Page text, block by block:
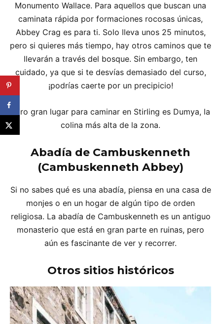
Monumento Wallace. Para aquellos que buscan una
caminata rápida por formaciones rocosas únicas,
Abbey Crag es para ti. Solo lleva unos 25 minutos,
pero si quieres más tiempo, hay otros caminos que te
llevarán a través del bosque. Sin embargo, ten
cuidado, ya que si te desvías demasiado del curso,
¡podrías caerte por un precipicio!
Otro gran lugar para caminar en Stirling es Dumya, la
colina más alta de la zona.
Abadía de Cambuskenneth
(Cambuskenneth Abbey)
Si no sabes qué es una abadía, piensa en una casa de
monjes o en un hogar de algún tipo de orden
religiosa. La abadía de Cambuskenneth es un antiguo
monasterio que está en gran parte en ruinas, pero
aún es fascinante de ver y recorrer.
Otros sitios históricos